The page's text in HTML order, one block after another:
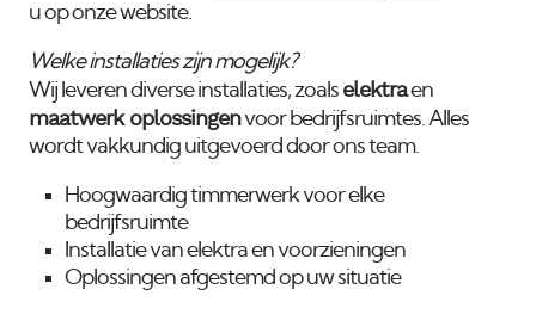
u op onze website.
Welke installaties zijn mogelijk?
Wij leveren diverse installaties, zoals elektraen
maatwerk oplossingenvoor bedrijfsruimtes. Alles
wordt vakkundig uitgevoerd door ons team.
Hoogwaardig timmerwerk voor elke
bedrijfsruimte
Installatie van elektra en voorzieningen
Oplossingen afgestemd op uw situatie